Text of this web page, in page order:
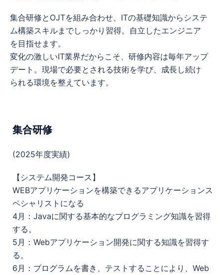
集合研修とOJTを組み合わせ、ITの基礎知識からシステ
ム構築スキルまでしっかり習得。自立したエンジニア
を目指せます。
変化の激しいIT業界だからこそ、研修内容は毎年アップ
デート。現場で必要とされる技術を学び、成長し続け
られる環境を整えています。
集合研修
(2025年度実績)
【システム開発コース】
WEBアプリケーションを構築できるアプリケーションス
ペシャリストになる
4月：Javaに関する基本的なプログラミング知識を習得
する。
5月：Webアプリケーション開発に関する知識を習得す
る。
6月：プログラムを書き、テストすることにより、Web